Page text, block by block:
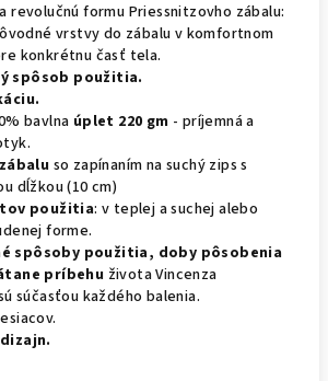
a revolučnú formu Priessnitzovho zábalu:
vrstvy do zábalu v komfortnom
konkrétnu časť tela.
spôsob použitia.
bavlna úplet 220 gm - príjemná a
so zapínaním na suchý zips s
dĺžkou (10 cm)
použitia: v teplej a suchej alebo
forme.
spôsoby použitia, doby pôsobenia
príbehu života Vincenza
súčasťou každého balenia.